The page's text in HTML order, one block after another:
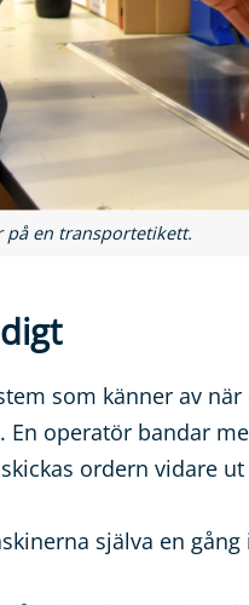
på en transportetikett.
som känner av
En operatör bandar
ordern vidare
själva en